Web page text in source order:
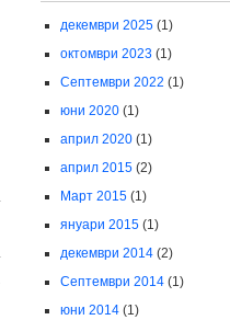
декември 2025(1)
октомври 2023(1)
Септември 2022 (1)
юни 2020(1)
април 2020(1)
април 2015(2)
Март 2015(1)
януари 2015(1)
декември 2014(2)
Септември 2014(1)
юни 2014(1)